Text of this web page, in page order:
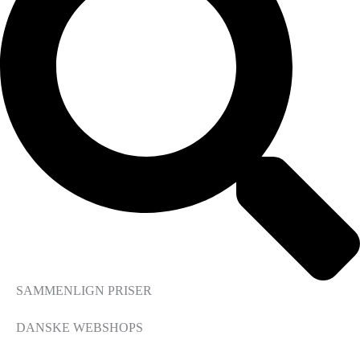
SAMMENLIGN PRISER
DANSKE WEBSHOPS